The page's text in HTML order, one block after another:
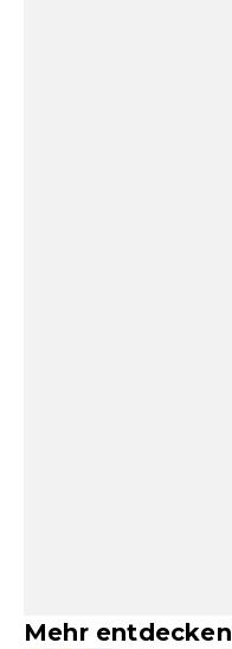
Mehr entdecken